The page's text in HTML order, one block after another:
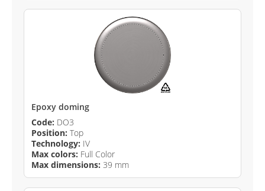
Epoxy doming
Code: DO3
Position: Top
Technology: IV
Max colors: Full Color
Max dimensions: 39 mm